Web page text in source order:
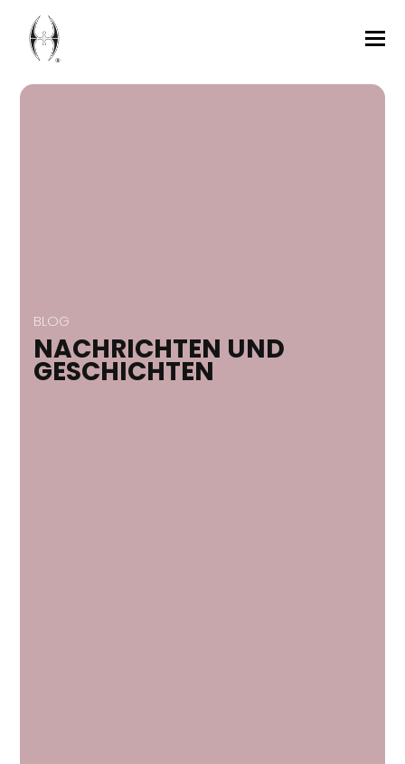
BLOG
NACHRICHTEN UND
GESCHICHTEN